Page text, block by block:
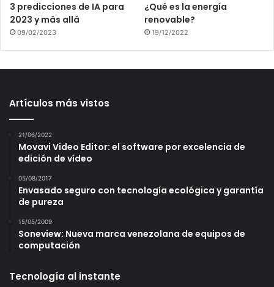
3 predicciones de IA para
2023 y más allá
09/02/2023
¿Qué es la energía
renovable?
19/12/2022
Artículos más vistos
21/06/2022
Movavi Video Editor: el software por excelencia de
edición de vídeo
05/08/2017
Envasado seguro con tecnología ecológica y garantía
de pureza
15/05/2009
Soneview: Nueva marca venezolana de equipos de
computación
Tecnología al instante